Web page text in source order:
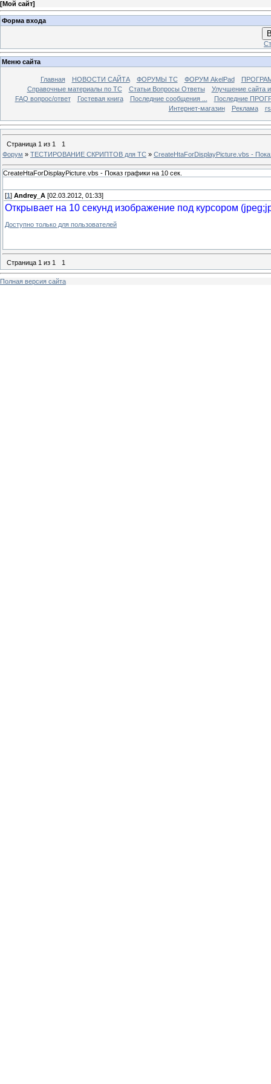
[Мой сайт]
Форма входа
Меню сайта
Главная НОВОСТИ САЙТА ФОРУМЫ TC ФОРУМ AkelPad
Справочные материалы по TС
Статьи Вопросы Ответы
Улучшение сайта
FAQ вопрос/ответ
Гостевая книга Последние сообщения ...
Последние
Интернет-магазин
Реклама
Страница 1 из 1
1
Форум » ТЕСТИРОВАНИЕ СКРИПТОВ для TC » CreateHtaForDisplayPicture.vbs -
CreateHtaForDisplayPicture.vbs - Показ графики на 10 сек.
[1 ] Andrey_A [02.03.2012, 01:33]
Открывает на 10 секунд изображение под курсором
Доступно только для пользователей
Страница 1 из 1 1
Полная версия сайта